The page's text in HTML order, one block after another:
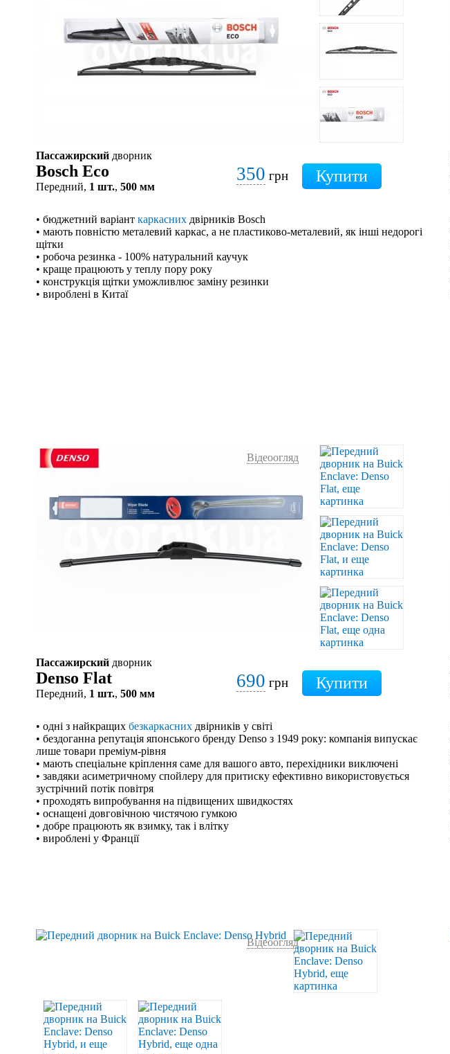
Пассажирский дворник
Bosch Eco
Передний, 1 шт., 500 мм
350 грн
• бюджетний варіант каркасних двірників Bosch
• мають повністю металевий каркас, а не пластиково-металевий, як інші недорогі
щітки
• робоча резинка - 100% натуральний каучук
• краще працюють у теплу пору року
• конструкція щітки уможливлює заміну резинки
• вироблені в Китаї
Відеоогляд
Пассажирский дворник
Denso Flat
Передний, 1 шт., 500 мм
690 грн
• одні з найкращих безкаркасних двірників у світі
• бездоганна репутація японського бренду Denso з 1949 року: компанія випускає
лише товари преміум-рівня
• мають спеціальне кріплення саме для вашого авто, перехідники виключені
• завдяки асиметричному спойлеру для притиску ефективно використовується
зустрічний потік повітря
• проходять випробування на підвищених швидкостях
• оснащені довговічною чистячою гумкою
• добре працюють як взимку, так і влітку
• вироблені у Франції
Відеоогляд